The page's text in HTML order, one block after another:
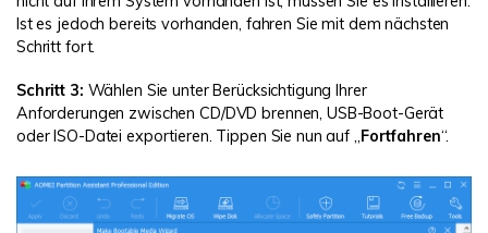
Ist es jedoch bereits vorhanden, fahren Sie mit dem nächsten
Schritt fort.
Schritt 3: Wählen Sie unter Berücksichtigung Ihrer
Anforderungen zwischen CD/DVD brennen, USB-Boot-Gerät
oder ISO-Datei exportieren. Tippen Sie nun auf „Fortfahren“.